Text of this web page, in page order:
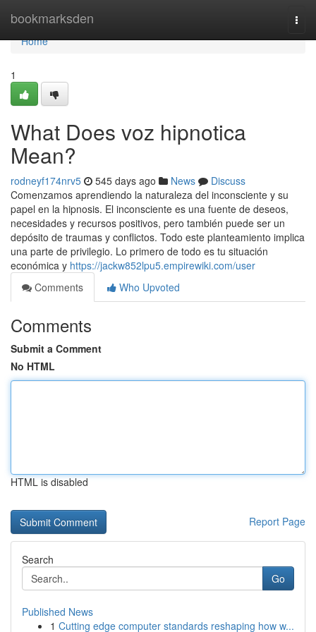
bookmarksden
Home
Home
1
What Does voz hipnotica
Mean?
rodneyf174nrv5 545 days ago News
Discuss
Comenzamos aprendiendo la naturaleza del inconsciente y su
papel en la hipnosis. El inconsciente es una fuente de deseos,
necesidades y recursos positivos, pero también puede ser un
depósito de traumas y conflictos. Todo este planteamiento implica
una parte de privilegio. Lo primero de todo es tu situación
económica y https://jackw852lpu5.empirewiki.com/user
Comments
Who Upvoted
Comments
Submit a Comment
No HTML
HTML is disabled
Report Page
Search
Go
Published News
1 Cutting edge computer standards reshaping how w...